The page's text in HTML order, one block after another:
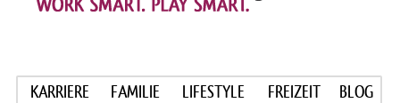
KARRIERE FAMILIE LIFESTYLE FREIZEIT BLOG